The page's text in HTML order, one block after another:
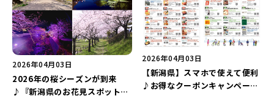
新潟市中央区 新潟市東区 新潟市西区
新潟市北区
新潟市南区
新潟市秋葉区
村上・関川
新発田・聖籠
胎内・粟島
三条・加茂・田上
五泉・阿賀野・阿賀
ご当地グルメ 食べ歩き テイクアウト
季節・期間限定
カフェ
居酒屋・バー
パスタ
パン・ベーカリー
タレカツ・豚カツ
デカ盛り・大盛り
旨辛・激辛
定食・町定食
セミナー・講演会 子ども向け 花火大会
入場無料
住宅展示場
学生スポーツ アルビレックス
観光スポット
温泉・入浴 ホテル 旅館
水族館
リラクゼーション・整体
スキー場
リユース・買取
病院・クリニック
イオンモール
ラブラ万代・ラブラ2
ビルボードプレイスBP
新潟伊勢丹
ピア万代
リバーサイド千秋
パティオPATIO
インテリア・雑貨
外食・テイクアウト
新車・中古車・カー用品
旅行・レジャー
家電・携帯電話
冠婚葬祭
習い事・塾 通販・EC
官公庁・自治体
新潟市 チラシ
長岡・見附 チラシ
上越・妙高・糸魚川 チラシ
注目 チラシ
週末セール
2026年04月03日
2026年の桜シーズンが到来
♪『新潟県のお花見スポット10
2026年04月03日
【新潟県】スマホで使えて便利
♪お得なクーポンキャンペーン